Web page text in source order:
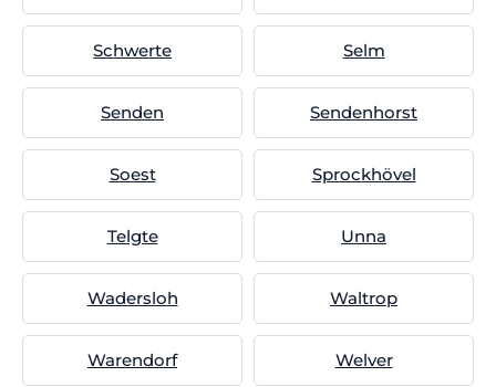
Schwerte Selm
Senden Sendenhorst
Soest Sprockhövel
Telgte Unna
Wadersloh Waltrop
Warendorf Welver